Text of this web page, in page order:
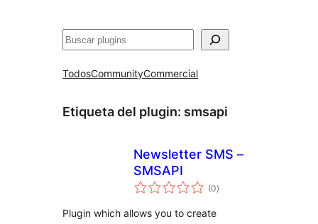
Buscar
TodosCommunityCommercial
Etiqueta del plugin: smsapi
Newsletter SMS –
SMSAPI
(0total
de
)
Plugin which allows you to create